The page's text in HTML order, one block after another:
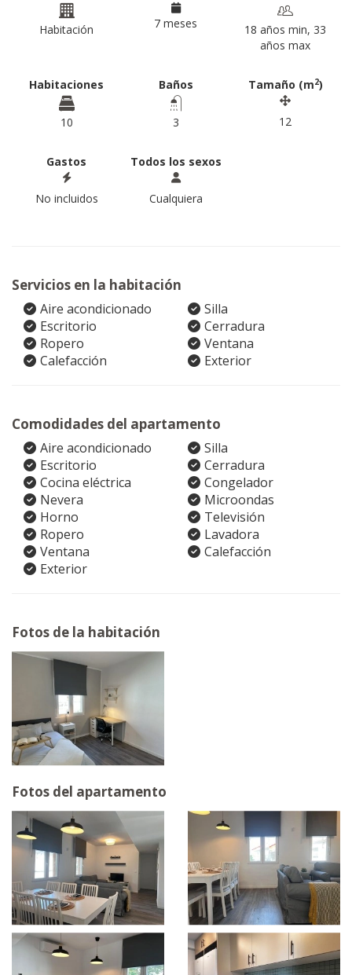
Habitación 7 meses
18 años min, 33
años max
Habitaciones
10
Baños
3
Tamaño (m2)
12
Gastos
No incluidos
Todos los sexos
Cualquiera
Servicios en la habitación
Aire acondicionado
Silla
Escritorio
Cerradura
Ropero
Ventana
Calefacción
Exterior
Comodidades del apartamento
Aire acondicionado
Silla
Escritorio
Cerradura
Cocina eléctrica
Congelador
Nevera
Microondas
Horno
Televisión
Ropero
Lavadora
Ventana
Calefacción
Exterior
Fotos de la habitación
Fotos del apartamento